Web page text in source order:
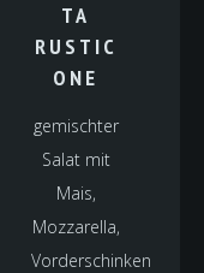
TA
RUSTIC
ONE
gemischter
Salat mit
Mais,
Mozzarella,
Vorderschinken